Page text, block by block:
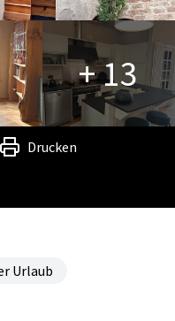
+ 13
Drucken
Urlaub